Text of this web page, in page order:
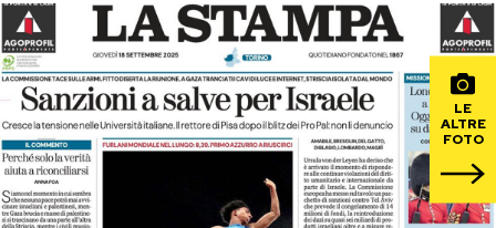
Cultura
Economia
Sport
Europa
Altrecose
Mondiali calcio 2026
PODCAST
LE
ALTRE
FOTO